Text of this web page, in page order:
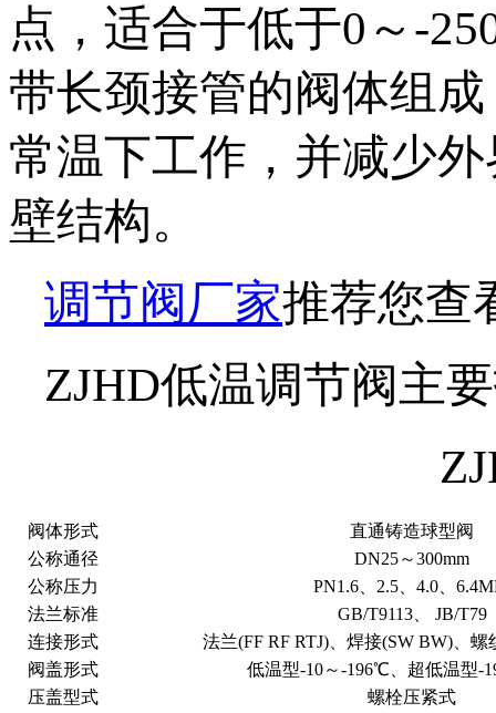
点，适合于低于0～-
带长颈接管的阀体组
常温下工作，并减少
壁结构。
调节阀厂家推荐您查
ZJHD低温调节阀主
阀体形式
直通铸造球型阀
公称通径
DN25～300mm
公称压力
PN1.6、2.5、4.0、
法兰标准
GB/T9113、 JB/T79
连接形式
法兰(FF RF RTJ)、焊接(SW BW)、螺
阀盖形式
低温型-10～-196℃、超低温型-
压盖型式
螺栓压紧式